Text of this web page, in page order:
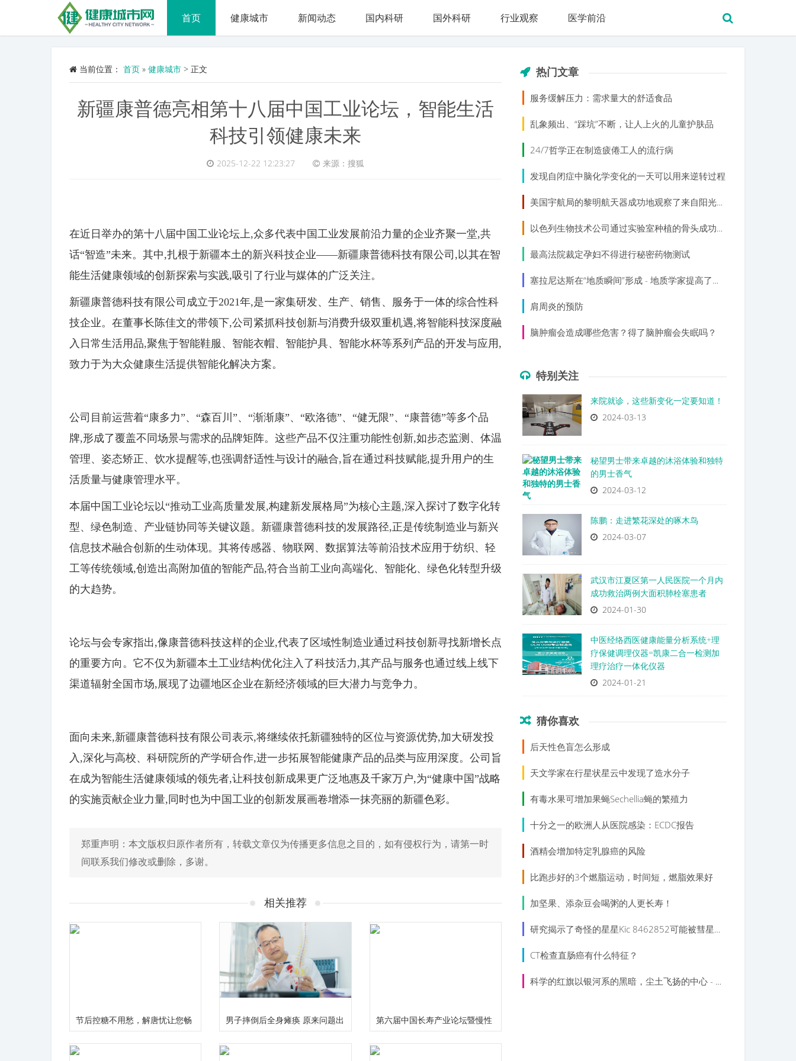
首页 健康城市 新闻动态 国内科研 国外科研 行业观察 医学前沿
当前位置： 首页 » 健康城市 > 正文
新疆康普德亮相第十八届中国工业论坛，智能生活
科技引领健康未来
2025-12-22 12:23:27 来源：搜狐
在近日举办的第十八届中国工业论坛上,众多代表中国工业发展前沿力量的企业齐聚一堂,共
话“智造”未来。其中,扎根于新疆本土的新兴科技企业——新疆康普德科技有限公司,以其在智
能生活健康领域的创新探索与实践,吸引了行业与媒体的广泛关注。
新疆康普德科技有限公司成立于2021年,是一家集研发、生产、销售、服务于一体的综合性科
技企业。在董事长陈佳文的带领下,公司紧抓科技创新与消费升级双重机遇,将智能科技深度融
入日常生活用品,聚焦于智能鞋服、智能衣帽、智能护具、智能水杯等系列产品的开发与应用,
致力于为大众健康生活提供智能化解决方案。
公司目前运营着“康多力”、“森百川”、“渐渐康”、“欧洛德”、“健无限”、“康普德”等多个品
牌,形成了覆盖不同场景与需求的品牌矩阵。这些产品不仅注重功能性创新,如步态监测、体温
管理、姿态矫正、饮水提醒等,也强调舒适性与设计的融合,旨在通过科技赋能,提升用户的生
活质量与健康管理水平。
本届中国工业论坛以“推动工业高质量发展,构建新发展格局”为核心主题,深入探讨了数字化转
型、绿色制造、产业链协同等关键议题。新疆康普德科技的发展路径,正是传统制造业与新兴
信息技术融合创新的生动体现。其将传感器、物联网、数据算法等前沿技术应用于纺织、轻
工等传统领域,创造出高附加值的智能产品,符合当前工业向高端化、智能化、绿色化转型升级
的大趋势。
论坛与会专家指出,像康普德科技这样的企业,代表了区域性制造业通过科技创新寻找新增长点
的重要方向。它不仅为新疆本土工业结构优化注入了科技活力,其产品与服务也通过线上线下
渠道辐射全国市场,展现了边疆地区企业在新经济领域的巨大潜力与竞争力。
面向未来,新疆康普德科技有限公司表示,将继续依托新疆独特的区位与资源优势,加大研发投
入,深化与高校、科研院所的产学研合作,进一步拓展智能健康产品的品类与应用深度。公司旨
在成为智能生活健康领域的领先者,让科技创新成果更广泛地惠及千家万户,为“健康中国”战略
的实施贡献企业力量,同时也为中国工业的创新发展画卷增添一抹亮丽的新疆色彩。
郑重声明：本文版权归原作者所有，转载文章仅为传播更多信息之目的，如有侵权行为，请第一时
间联系我们修改或删除，多谢。
相关推荐
节后控糖不用愁，解唐忧让您畅 男子摔倒后全身瘫痪 原来问题出 第六届中国长寿产业论坛暨慢性
热门文章
服务缓解压力：需求量大的舒适食品
乱象频出、“踩坑”不断，让人上火的儿童护肤品
24/7哲学正在制造疲倦工人的流行病
发现自闭症中脑化学变化的一天可以用来逆转过程
美国宇航局的黎明航天器成功地观察了来自阳光反对的Ceres
以色列生物技术公司通过实验室种植的骨头成功逆转了骨丢失
最高法院裁定孕妇不得进行秘密药物测试
塞拉尼达斯在“地质瞬间”形成 - 地质学家提高了大陆地壳如何形成的快速限制
肩周炎的预防
脑肿瘤会造成哪些危害？得了脑肿瘤会失眠吗？
特别关注
来院就诊，这些新变化一定要知道！
2024-03-13
秘望男士带来卓越的沐浴体验和独特
的男士香气
2024-03-12
陈鹏：走进繁花深处的啄木鸟
2024-03-07
武汉市江夏区第一人民医院一个月内
成功救治两例大面积肺栓塞患者
2024-01-30
中医经络西医健康能量分析系统+理
疗保健调理仪器=凯康二合一检测加
理疗治疗一体化仪器
2024-01-21
猜你喜欢
后天性色盲怎么形成
天文学家在行星状星云中发现了造水分子
有毒水果可增加果蝇Sechellia蝇的繁殖力
十分之一的欧洲人从医院感染：ECDC报告
酒精会增加特定乳腺癌的风险
比跑步好的3个燃脂运动，时间短，燃脂效果好
加坚果、添杂豆会喝粥的人更长寿！
研究揭示了奇怪的星星Kic 8462852可能被彗星蜂拥而至
CT检查直肠癌有什么特征？
科学的红旗以银河系的黑暗，尘土飞扬的中心 - 奇怪的是地球方向移动